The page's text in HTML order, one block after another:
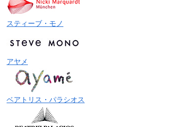
スティーブ・モノ
アヤメ
ベアトリス・パラシオス